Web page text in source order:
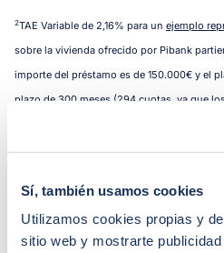
Sí, también usamos cookies
Utilizamos cookies propias y
sitio web y mostrarte
2TAE Variable de 2,16% para un ejemplo
sobre la vivienda ofrecido por Pibank
importe del préstamo es de 150.000€ y el
plazo de 300 meses (294 cuotas, ya que
cuota de hipoteca) abonándose 293
Para el cálculo de la TAE Variable se ha
seguro de hogar de 241,67€ / año (con